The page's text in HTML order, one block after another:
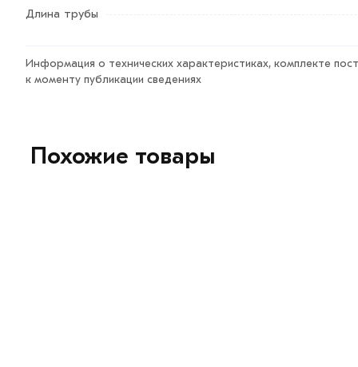
Возврат купленного товарa в течение 7 дней (наличие
Длина трубы
Информация о технических характеристиках, комплекте
к моменту публикации сведениях
Похожие товары